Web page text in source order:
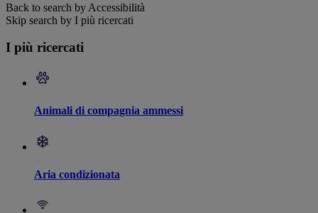
Back to search by Accessibilità
Skip search by I più ricercati
I più ricercati
Animali di compagnia ammessi
Aria condizionata